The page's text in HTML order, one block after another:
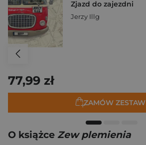
Zjazd do zajezdni
Jerzy Illg
77,99 zł
ZAMÓW ZESTAW
O książce Zew plemienia